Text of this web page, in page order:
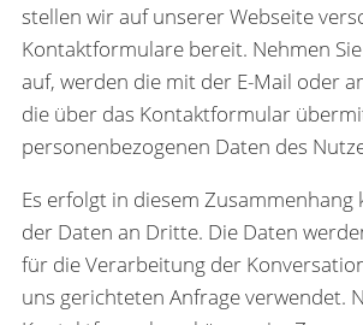
stellen wir auf unserer Webseite
Kontaktformulare bereit. Nehmen
auf, werden die mit der E-Mail oder
die über das Kontaktformular
personenbezogenen Daten des
Es erfolgt in diesem Zusammenhang
der Daten an Dritte. Die Daten
für die Verarbeitung der
uns gerichteten Anfrage verwendet.